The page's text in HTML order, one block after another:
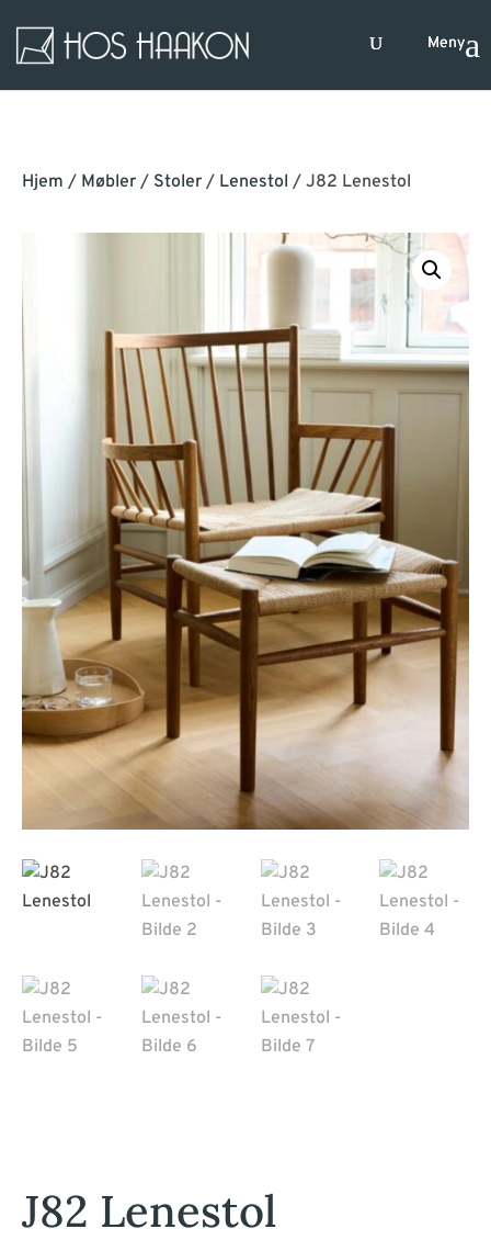
Hjem / Møbler / Stoler / Lenestol / J82 Lenestol
J82 Lenestol